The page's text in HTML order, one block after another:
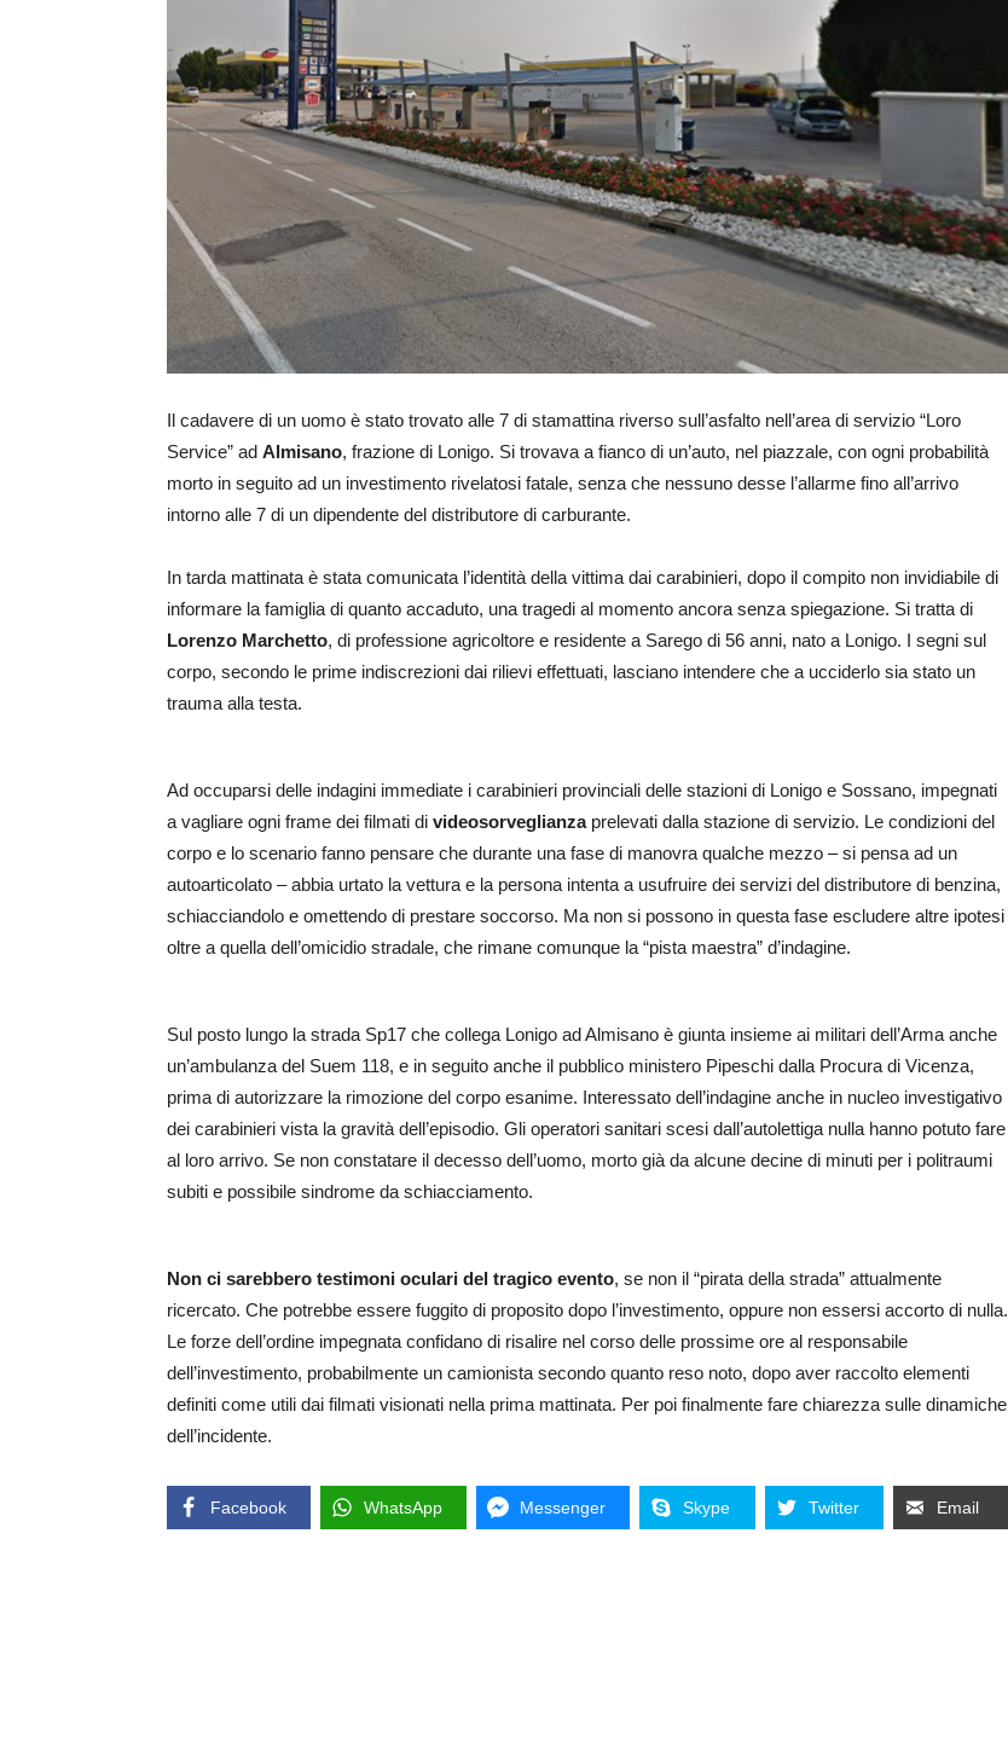
Il cadavere di un uomo è stato trovato alle 7 di stamattina riverso sull’asfalto nell’area di servizio “Loro
Service” ad Almisano, frazione di Lonigo. Si trovava a fianco di un’auto, nel piazzale, con ogni probabilità
morto in seguito ad un investimento rivelatosi fatale, senza che nessuno desse l’allarme fino all’arrivo
intorno alle 7 di un dipendente del distributore di carburante.
In tarda mattinata è stata comunicata l’identità della vittima dai carabinieri, dopo il compito non invidiabile di
informare la famiglia di quanto accaduto, una tragedi al momento ancora senza spiegazione. Si tratta di
Lorenzo Marchetto, di professione agricoltore e residente a Sarego di 56 anni, nato a Lonigo. I segni sul
corpo, secondo le prime indiscrezioni dai rilievi effettuati, lasciano intendere che a ucciderlo sia stato un
trauma alla testa.
Ad occuparsi delle indagini immediate i carabinieri provinciali delle stazioni di Lonigo e Sossano, impegnati
a vagliare ogni frame dei filmati di videosorveglianzaprelevati dalla stazione di servizio. Le condizioni del
corpo e lo scenario fanno pensare che durante una fase di manovra qualche mezzo – si pensa ad un
autoarticolato – abbia urtato la vettura e la persona intenta a usufruire dei servizi del distributore di benzina,
schiacciandolo e omettendo di prestare soccorso. Ma non si possono in questa fase escludere altre ipotesi
oltre a quella dell’omicidio stradale, che rimane comunque la “pista maestra” d’indagine.
Sul posto lungo la strada Sp17 che collega Lonigo ad Almisano è giunta insieme ai militari dell’Arma anche
un’ambulanza del Suem 118, e in seguito anche il pubblico ministero Pipeschi dalla Procura di Vicenza,
prima di autorizzare la rimozione del corpo esanime. Interessato dell’indagine anche in nucleo investigativo
dei carabinieri vista la gravità dell’episodio. Gli operatori sanitari scesi dall’autolettiga nulla hanno potuto fare
al loro arrivo. Se non constatare il decesso dell’uomo, morto già da alcune decine di minuti per i politraumi
subiti e possibile sindrome da schiacciamento.
Non ci sarebbero testimoni oculari del tragico evento, se non il “pirata della strada” attualmente
ricercato. Che potrebbe essere fuggito di proposito dopo l’investimento, oppure non essersi accorto di nulla.
Le forze dell’ordine impegnata confidano di risalire nel corso delle prossime ore al responsabile
dell’investimento, probabilmente un camionista secondo quanto reso noto, dopo aver raccolto elementi
definiti come utili dai filmati visionati nella prima mattinata. Per poi finalmente fare chiarezza sulle dinamiche
dell’incidente.
Facebook WhatsApp Messenger Skype Twitter Email